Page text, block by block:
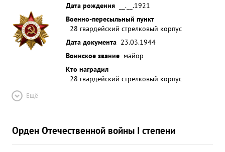
Дата рождения
__.__.1921
Военно-пересыльный пункт
28 гвардейский стрелковый корпус
Дата документа 23.03.1944
Воинское звание майор
Кто наградил
28 гвардейский стрелковый корпус
Ещё
Орден Отечественной войны I степени